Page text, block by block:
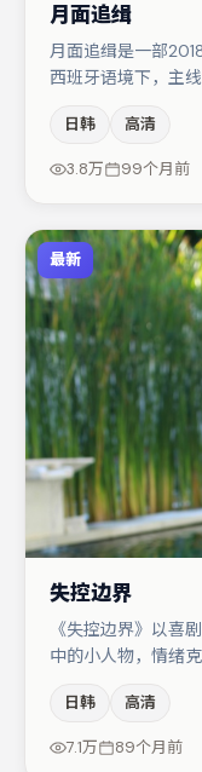
月面追缉
月面追缉是一部
西班牙语境下，主
白宇的对手戏构成
谜题层层揭开。若
日韩 高清
3.8万 99个月前
最新
失控边界
《失控边界》以喜
中的小人物，情绪
括张子枫、章子怡
喜欢抠台词与伏笔
片单。
日韩 高清
7.1万 89个月前